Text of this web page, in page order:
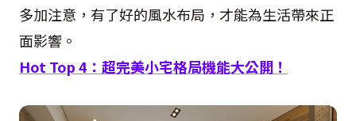
多加注意，有了好的風水布局，才能為生活帶來正
面影響。
Hot Top 4 ：超完美小宅格局機能大公開！